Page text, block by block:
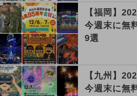
【福岡】
今週末に無
9選
【九州】
今週末に無